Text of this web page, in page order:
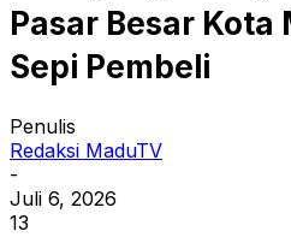
Pasar Besar Kota
Sepi Pembeli
Penulis
Redaksi MaduTV
-
Juli 6, 2026
13